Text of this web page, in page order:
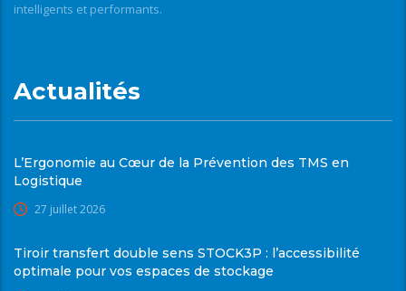
intelligents et performants.
Actualités
L’Ergonomie au Cœur de la Prévention des TMS en
Logistique
27 juillet 2026
Tiroir transfert double sens STOCK3P : l’accessibilité
optimale pour vos espaces de stockage